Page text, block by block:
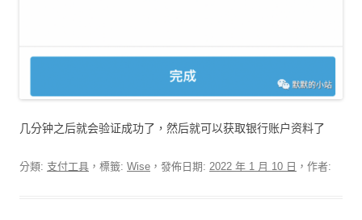
几分钟之后就会验证成功了，然后就可以获取银行账户资料了
分類: 支付工具 ，標籤: Wise ，發佈日期: 2022 年 1 月 10 日 ，作者: